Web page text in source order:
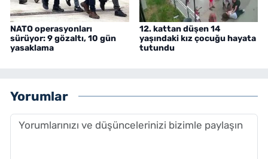
NATO operasyonları
sürüyor: 9 gözaltı, 10 gün
yasaklama
12. kattan düşen 14
yaşındaki kız çocuğu hayata
tutundu
Yorumlar